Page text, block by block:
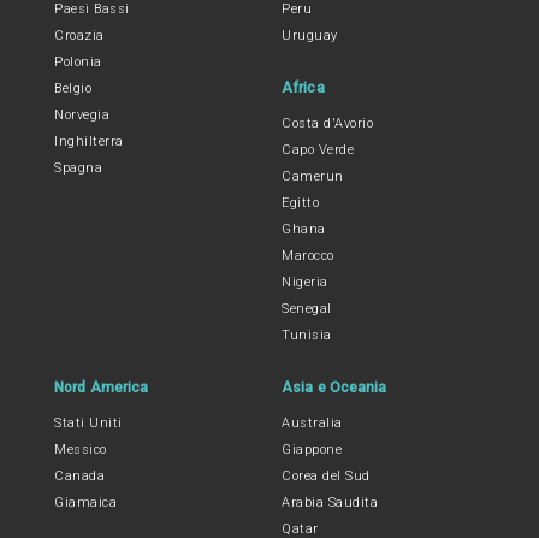
Paesi Bassi
Croazia
Polonia
Belgio
Norvegia
Inghilterra
Spagna
Peru
Uruguay
Africa
Costa d'Avorio
Capo Verde
Camerun
Egitto
Ghana
Marocco
Nigeria
Senegal
Tunisia
Nord America
Stati Uniti
Messico
Canada
Giamaica
Asia e Oceania
Australia
Giappone
Corea del Sud
Arabia Saudita
Qatar